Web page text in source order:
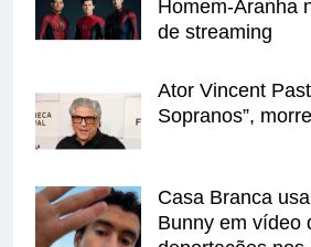
Homem-Aranha
de streaming
Ator Vincent
Sopranos”,
Casa Branca
Bunny em vídeo